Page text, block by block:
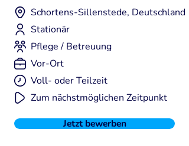
Schortens-Sillenstede, Deutschland
Stationär
Pflege / Betreuung
Vor-Ort
Voll- oder Teilzeit
Zum nächstmöglichen Zeitpunkt
Jetzt bewerben